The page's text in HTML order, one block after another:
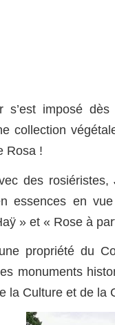
s’est imposé
collection
Rosa !
des rosiéristes,
essences en
» et « Rose à
propriété du
monuments
la Culture et de la